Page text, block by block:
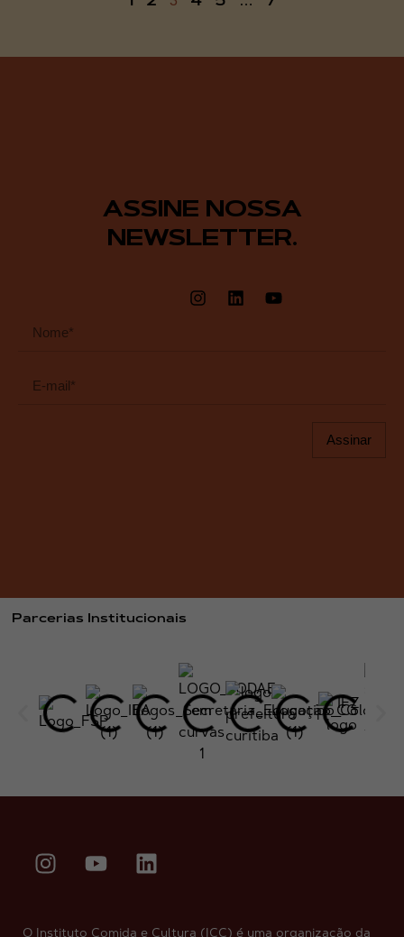
ASSINE NOSSA
NEWSLETTER.
Assinar
Parcerias Institucionais
O Instituto Comida e Cultura (ICC) é uma organização da